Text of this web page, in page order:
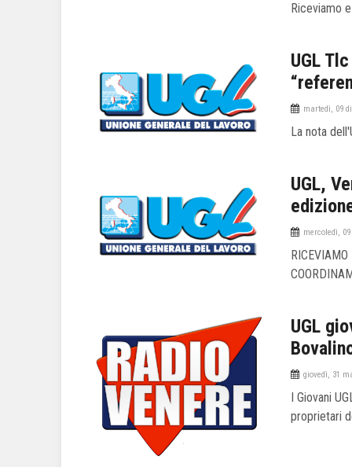
Riceviamo
UGL
martedì, 09
La nota
UGL,
mercoledì,
UGL
giovedì, 31
I Giovani
proprietari